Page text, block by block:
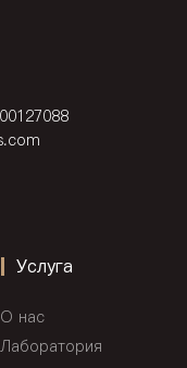
Услуга
О нас
Лаборатория